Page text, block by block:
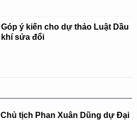
Góp ý kiến cho dự thảo Luật Dầu
khí sửa đổi
Chủ tịch Phan Xuân Dũng dự Đại